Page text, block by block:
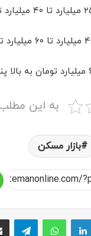
به این
بازار مسکن
واتس آپ